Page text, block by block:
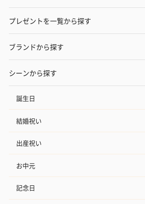
プレゼントを一覧から探す
ブランドから探す
シーンから探す
誕生日
結婚祝い
出産祝い
お中元
記念日